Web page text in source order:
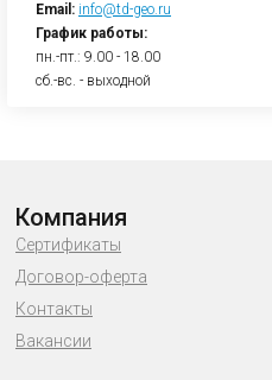
Email: info@td-geo.ru
График работы:
пн.-пт.: 9.00 - 18.00
сб.-вс. - выходной
Компания
Сертификаты
Договор-оферта
Контакты
Вакансии